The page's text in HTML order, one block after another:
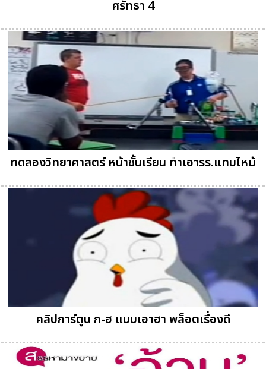
ศรัทธา 4
ทดลองวิทยาศาสตร์ หน้าชั้นเรียน ทำเอารร.แทบไหม้
คลิปการ์ตูน ก-ฮ แบบเอาฮา พล็อตเรื่องดี